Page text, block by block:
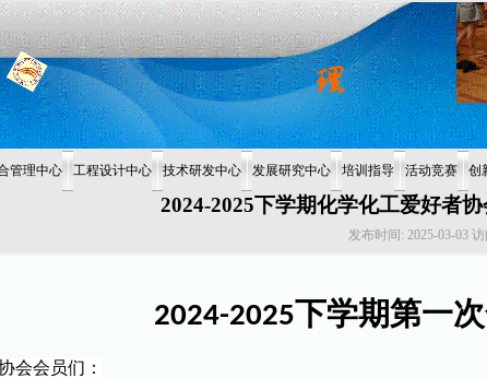
管理中心 工程设计中心 技术研发中心 发展研究中心 培训指导 活动竞赛 创
2024-2025下学期化学化工爱好者
发布时间: 2025-03-03 访
2024-2025下学期第一
会会员们：